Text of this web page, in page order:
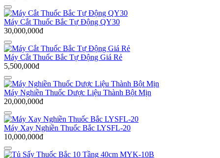
Máy Cắt Thuốc Bắc Tự Động QY30
30,000,000đ
Máy Cắt Thuốc Bắc Tự Động Giá Rẻ
5,500,000đ
Máy Nghiền Thuốc Dược Liệu Thành Bột Mịn
20,000,000đ
Máy Xay Nghiền Thuốc Bắc LYSFL-20
10,000,000đ